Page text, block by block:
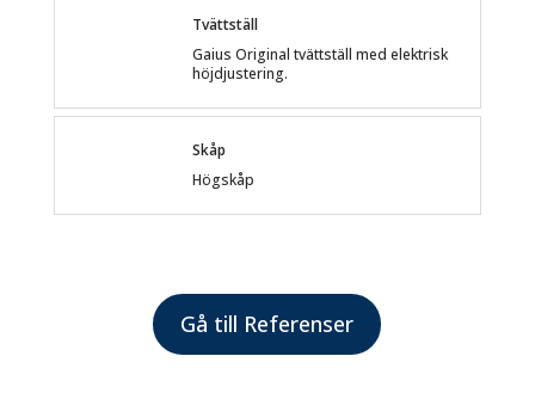
Tvättställ
Gaius Original tvättställ med elektrisk
höjdjustering.
Skåp
Högskåp
Gå till Referenser